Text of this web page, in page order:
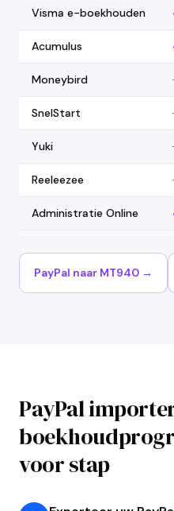
Visma e-boekhouden
Acumulus
Moneybird
SnelStart
Yuki
Reeleezee
Administratie Online
PayPal naar MT940 →
PayPal
voor stap